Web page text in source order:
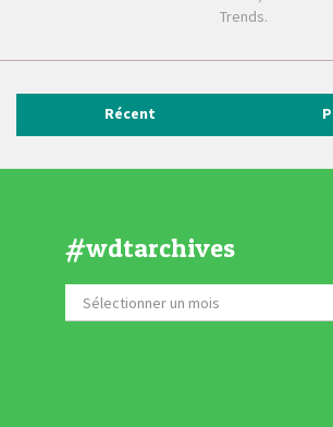
Trends.
Récent
#wdtarchives